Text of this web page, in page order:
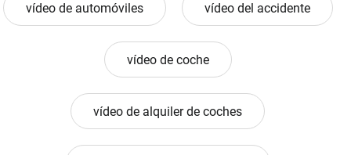
vídeo de automóviles vídeo del accidente
vídeo de coche
vídeo de alquiler de coches